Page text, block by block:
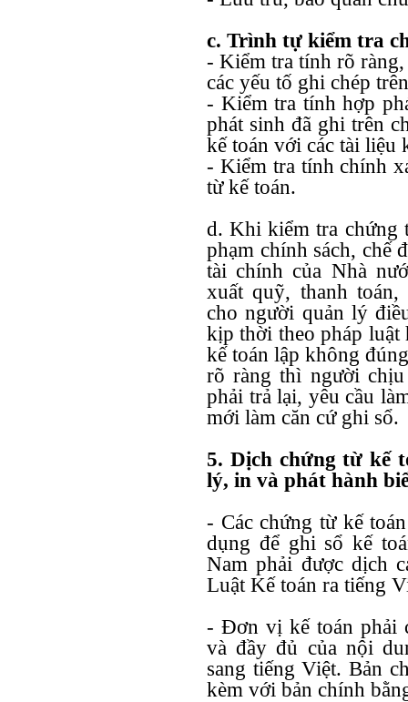
c. Trình tự kiểm tra
- Kiểm tra tính rõ
các yếu tố ghi chép
- Kiểm tra tính hợp
phát sinh đã ghi trên
kế toán với các tài liệu
- Kiểm tra tính chính
từ kế toán.
d. Khi kiểm tra chứng
phạm chính sách, chế
tài chính của Nhà
xuất quỹ, thanh
cho người quản lý
kịp thời theo pháp
kế toán lập không
rõ ràng thì người
phải trả lại, yêu cầu
mới làm căn cứ ghi sổ.
5. Dịch chứng từ kế
lý, in và phát hành
- Các chứng từ kế
dụng để ghi sổ kế
Nam phải được dịch
Luật Kế toán ra tiếng
- Đơn vị kế toán phải
và đầy đủ của nội
sang tiếng Việt. Bản
kèm với bản chính